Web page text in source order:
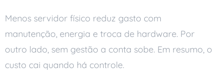
Menos servidor físico reduz gasto com
manutenção, energia e troca de hardware. Por
outro lado, sem gestão a conta sobe. Em resumo, o
custo cai quando há controle.